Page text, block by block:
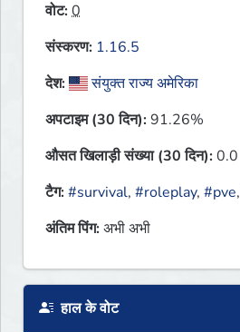
वोट:0
संस्करण: 1.16.5
देश:
संयुक्त राज्य अमेरिका
अपटाइम (30 दिन):91.26%
औसत खिलाड़ी संख्या (30 दिन):0.0
टैग:#survival, #roleplay, #pve,
अंतिम पिंग:अभी अभी
हाल के वोट